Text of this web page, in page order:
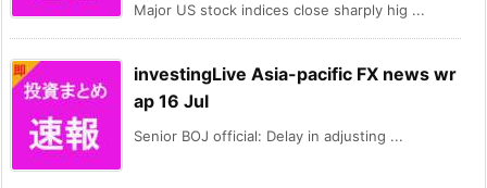
Major US stock indices close sharply hig ...
investingLive Asia-pacific FX news wr
ap 16 Jul
Senior BOJ official: Delay in adjusting ...